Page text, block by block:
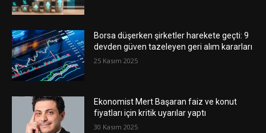
Borsa düşerken şirketler harekete geçti: 9
devden güven tazeleyen geri alım kararları
25 Kasım 2025
Ekonomist Mert Başaran faiz ve konut
fiyatları için kritik uyarılar yaptı
30 Kasım 2025